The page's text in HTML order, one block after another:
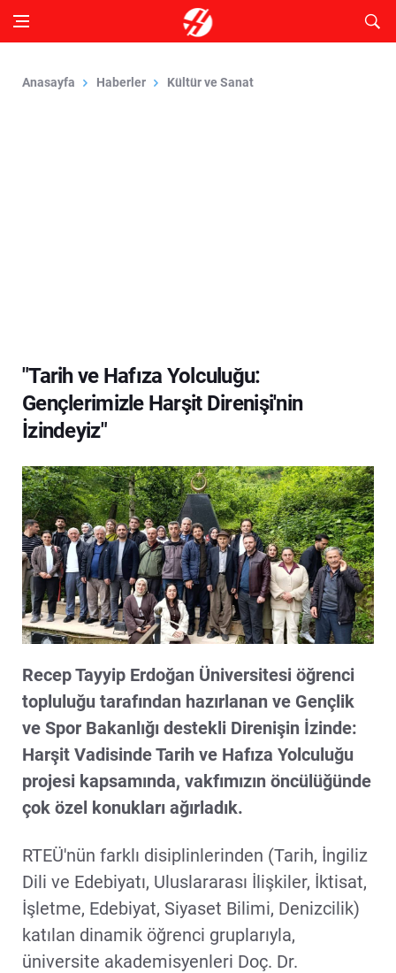
Anasayfa Haberler Kültür ve Sanat
"Tarih ve Hafıza Yolculuğu:
Gençlerimizle Harşit Direnişi'nin
İzindeyiz"
Recep Tayyip Erdoğan Üniversitesi öğrenci
topluluğu tarafından hazırlanan ve Gençlik
ve Spor Bakanlığı destekli Direnişin İzinde:
Harşit Vadisinde Tarih ve Hafıza Yolculuğu
projesi kapsamında, vakfımızın öncülüğünde
çok özel konukları ağırladık.
RTEÜ'nün farklı disiplinlerinden (Tarih, İngiliz
Dili ve Edebiyatı, Uluslararası İlişkiler, İktisat,
İşletme, Edebiyat, Siyaset Bilimi, Denizcilik)
katılan dinamik öğrenci gruplarıyla,
üniversite akademisyenleri Doç. Dr.